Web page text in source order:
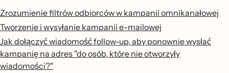
Zrozumienie filtrów odbiorców w kampanii omnikanałowej
Tworzenie i wysyłanie kampanii e-mailowej
Jak dołączyć wiadomość follow-up, aby ponownie wysłać
kampanię na adres "do osób, które nie otworzyły
wiadomości?"